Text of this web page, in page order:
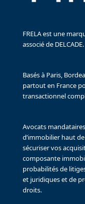
FRELA est une
associé de DELCADE.
Basés à Paris,
partout en France
transactionnel
Avocats
d’immobilier haut
sécuriser vos
composante
probabilités de
et juridiques et de
droits.